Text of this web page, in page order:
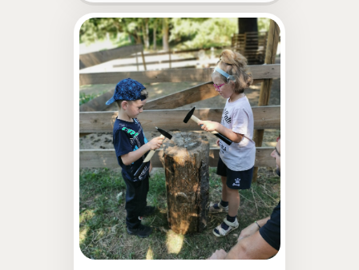
děti baví napříč věkem i dovednostmi.
Jak…